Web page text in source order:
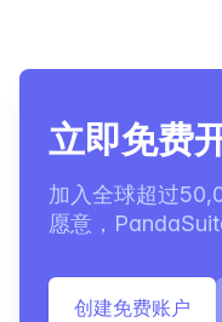
立即免费
加入全球超过
愿意，
创建免费账户